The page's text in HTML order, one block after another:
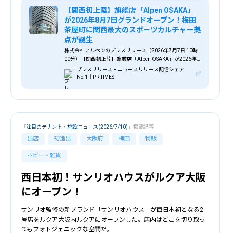
【関西初上陸】旗艦店「Alpen OSAKA」
が2026年8月7日グランドオープン！梅田
茶屋町に関西最大のスポーツカルチャー拠
点が誕生
株式会社アルペンのプレスリリース（2026年7月7日 10時
00分）【関西初上陸】旗艦店「Alpen OSAKA」が2026年8
月7日グランドオープン！梅田茶屋町に関西最大のスポーツ
カルチャー拠点が誕生
プレスリリース・ニュースリリース配信シェア
No.1｜PR TIMES
出店 初進出 大阪府 梅田 物販
ホビー・雑貨
「注目のテナント・施設ニュース(2026/7/10) 」掲載記事
西日本初！サンリオハウスがルクア大阪
にオープン！
サンリオ監修の新ブランド「サンリオハウス」が西日本初となる2
号店をルクア大阪内ルクアにオープンした。店内はどこを切り取っ
てもフォトジェニックな空間だ。